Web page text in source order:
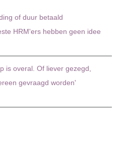
of duur betaald
HRM'ers hebben geen idee
is overal. Of liever gezegd,
gevraagd worden'